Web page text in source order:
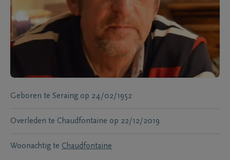
Geboren te Seraing op 24/02/1952
Overleden te Chaudfontaine op 22/12/2019
Woonachtig te Chaudfontaine